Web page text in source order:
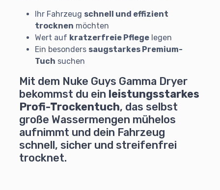
Ihr Fahrzeug schnell und effizient
trocknen möchten
Wert auf kratzerfreie Pflege legen
Ein besonders saugstarkes Premium-
Tuch suchen
Mit dem Nuke Guys Gamma Dryer
bekommst du ein leistungsstarkes
Profi-Trockentuch, das selbst
große Wassermengen mühelos
aufnimmt und dein Fahrzeug
schnell, sicher und streifenfrei
trocknet.